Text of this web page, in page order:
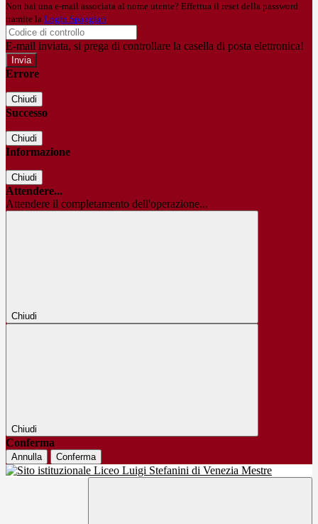
Non hai una e-mail associata al nome utente? Effettua il reset della password
tramite la Login Spaggiari
E-mail inviata, si prega di controllare la casella di posta elettronica!
Errore
Chiudi
Successo
Chiudi
Informazione
Chiudi
Attendere...
Attendere il completamento dell'operazione...
Chiudi
Chiudi
Conferma
Annulla Conferma